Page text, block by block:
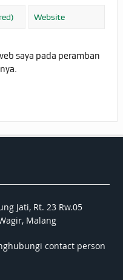
saya pada peramban
Jati, Rt. 23 Rw.05
Malang
contact person